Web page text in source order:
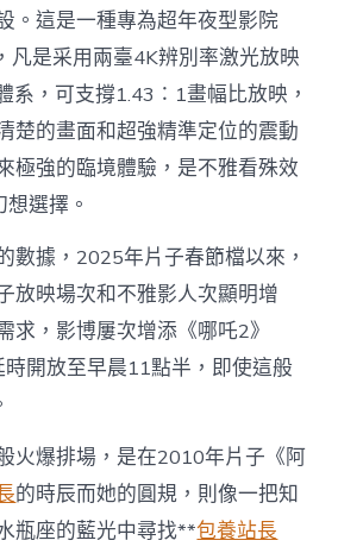
。這是一種專為超年夜型影院
凡是采用兩臺4K辨別率激光放映
系，可支撐1.43∶1畫幅比放映，
楚的畫面和超強精準定位的震動
極強的臨境體驗，是不雅看殊效
想選擇。
數據，2025年片子春節檔以來，
放映場次和不雅影人次顯明增
求，影博屢次增添《哪吒2》
開放至早晨11點半，即使這般
火爆排場，是在2010年片子《阿
的時辰而她的圓規，則像一把知
瓶座的藍光中尋找**包養站長